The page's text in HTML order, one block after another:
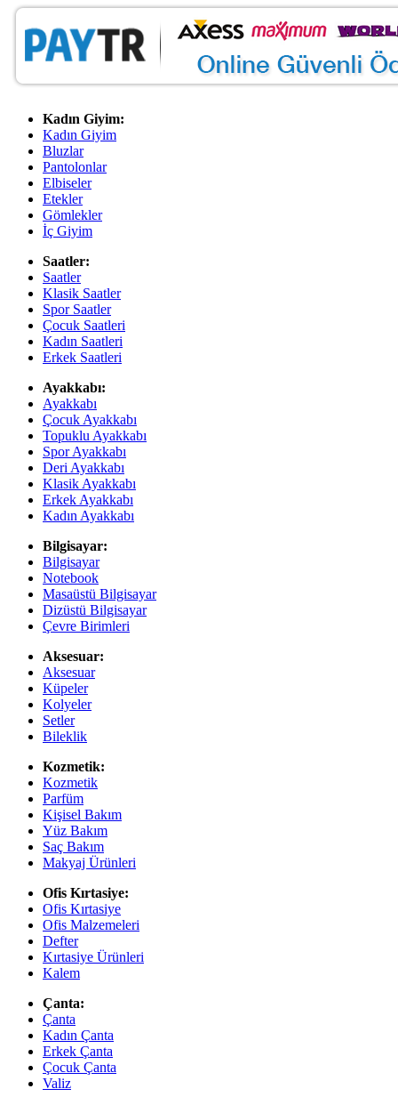
Kadın Giyim:
Kadın Giyim
Bluzlar
Pantolonlar
Elbiseler
Etekler
Gömlekler
İç Giyim
Saatler:
Saatler
Klasik Saatler
Spor Saatler
Çocuk Saatleri
Kadın Saatleri
Erkek Saatleri
Ayakkabı:
Ayakkabı
Çocuk Ayakkabı
Topuklu Ayakkabı
Spor Ayakkabı
Deri Ayakkabı
Klasik Ayakkabı
Erkek Ayakkabı
Kadın Ayakkabı
Bilgisayar:
Bilgisayar
Notebook
Masaüstü Bilgisayar
Dizüstü Bilgisayar
Çevre Birimleri
Aksesuar:
Aksesuar
Küpeler
Kolyeler
Setler
Bileklik
Kozmetik:
Kozmetik
Parfüm
Kişisel Bakım
Yüz Bakım
Saç Bakım
Makyaj Ürünleri
Ofis Kırtasiye:
Ofis Kırtasiye
Ofis Malzemeleri
Defter
Kırtasiye Ürünleri
Kalem
Çanta:
Çanta
Kadın Çanta
Erkek Çanta
Çocuk Çanta
Valiz